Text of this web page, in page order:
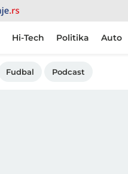
Hi-Tech Politika Auto
Fudbal Podcast